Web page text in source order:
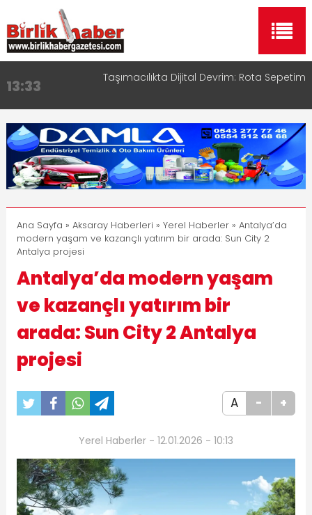
13:33 Taşımacılıkta Dijital Devrim: Rota Sepetim
17:15
Aksaray OSB Bölge Müdürü Makam Koltuğunu
Çocuklara Bıraktı
16:00
Aksaray Esnaf Rehberi ile Google ve Yapay Zeka
Aramalarında Öne Çıkın
8:23 Aksaray Esnaf Rehberi Hizmete Girdi
11:30
Birlikhaber.com Yayın Hayatına Başladı | Hızlı ve
Akıllı Haber Platformu
Ana Sayfa » Aksaray Haberleri » Yerel Haberler» Antalya’da
modern yaşam ve kazançlı yatırım bir arada: Sun City 2
Antalya projesi
Antalya’da modern yaşam
ve kazançlı yatırım bir
arada: Sun City 2 Antalya
projesi
A - +
Yerel Haberler - 12.01.2026 - 10:13